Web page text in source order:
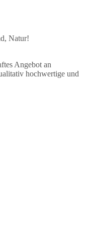
Natur!
Angebot an
hochwertige und